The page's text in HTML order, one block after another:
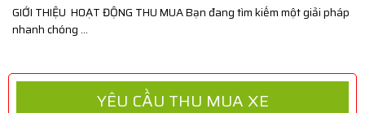
GIỚI THIỆU HOẠT ĐỘNG THU MUA Bạn đang tìm kiếm một giải pháp
nhanh chóng ...
YÊU CẦU THU MUA XE